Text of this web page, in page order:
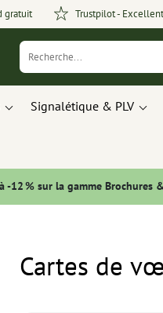
gratuit Trustpilot - Excellent
Signalétique & PLV
-12 % sur la gamme Brochures
Cartes de